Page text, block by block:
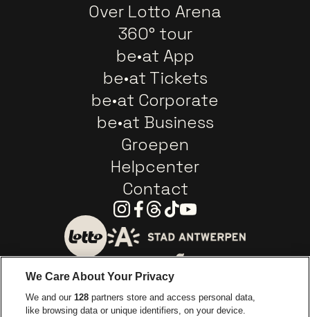
Over Lotto Arena
360° tour
be•at App
be•at Tickets
be•at Corporate
be•at Business
Groepen
Helpcenter
Contact
Instagram
Facebook
Threads
TiktokYoutube
Ga naar de website van
Ga naar de website van Europcar
Ga naar de
We Care About Your Privacy
We and our128 partners store and access personal data,
like browsing data or unique identifiers, on your device.